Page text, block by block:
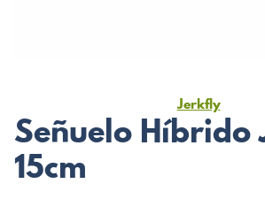
Jerkfly
Señuelo Híbrido
15cm